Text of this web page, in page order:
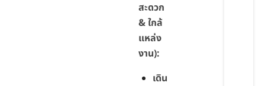
สะดวก
& ใกล้
แหล่ง
งาน):
เดิน